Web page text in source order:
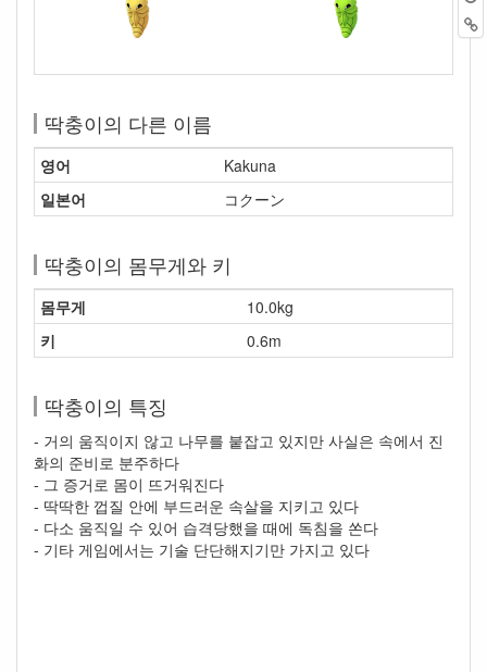
딱충이의 다른 이름
영어
Kakuna
일본어
コクーン
딱충이의 몸무게와 키
몸무게
10.0kg
키
0.6m
딱충이의 특징
- 거의 움직이지 않고 나무를 붙잡고 있지만 사실은 속에서 진
화의 준비로 분주하다
- 그 증거로 몸이 뜨거워진다
- 딱딱한 껍질 안에 부드러운 속살을 지키고 있다
- 다소 움직일 수 있어 습격당했을 때에 독침을 쏜다
- 기타 게임에서는 기술 단단해지기만 가지고 있다